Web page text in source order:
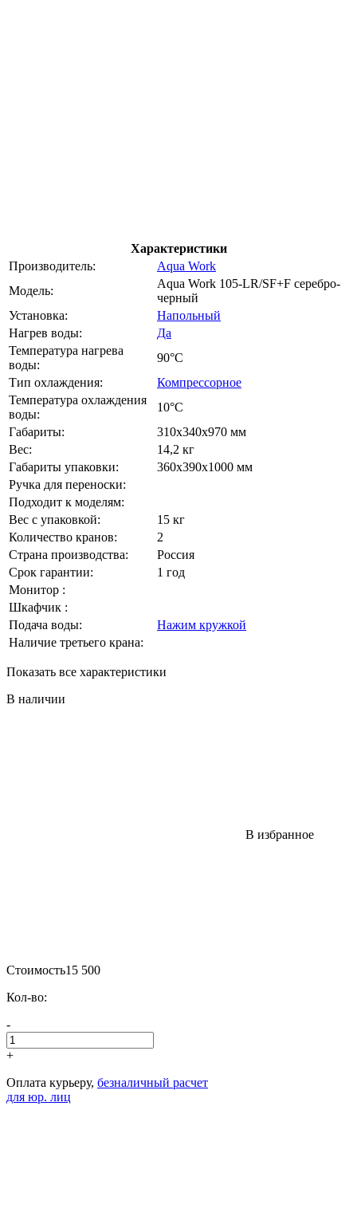
Характеристики
Производитель:
Aqua Work
Модель:
Aqua Work 105-LR/SF+F серебро-
черный
Установка:
Напольный
Нагрев воды:
Да
Температура нагрева
воды:
90°C
Тип охлаждения:
Компрессорное
Температура охлаждения
воды:
10°C
Габариты:
310x340x970 мм
Вес:
14,2 кг
Габариты упаковки:
360х390х1000 мм
Ручка для переноски:
Подходит к моделям:
Вес с упаковкой:
15 кг
Количество кранов:
2
Страна производства:
Россия
Срок гарантии:
1 год
Монитор :
Шкафчик :
Подача воды:
Нажим кружкой
Наличие третьего крана:
Показать все характеристики
В наличии
В избранное
Стоимость15 500
Кол-во:
-
+
Оплата курьеру, безналичный расчет
для юр. лиц